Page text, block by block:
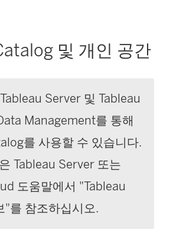
및 개인 공간
Server 및 Tableau
Management를 통해
를 사용할 수 있습니다.
Tableau Server 또는
도움말에서 "Tableau
"를 참조하십시오.